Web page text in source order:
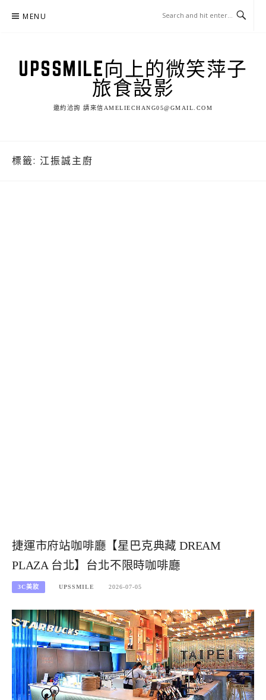
MENU
UPSSMILE向上的微笑萍子
旅食設影
邀約洽詢 請來信AMELIECHANG05@GMAIL.COM
標籤: 江振誠主廚
捷運市府站咖啡廳【星巴克典藏 DREAM
PLAZA 台北】台北不限時咖啡廳
3C美妝 UPSSMILE 2026-07-05